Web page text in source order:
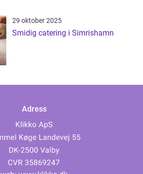
29 oktober 2025
Smidig catering i Simrishamn
Adress